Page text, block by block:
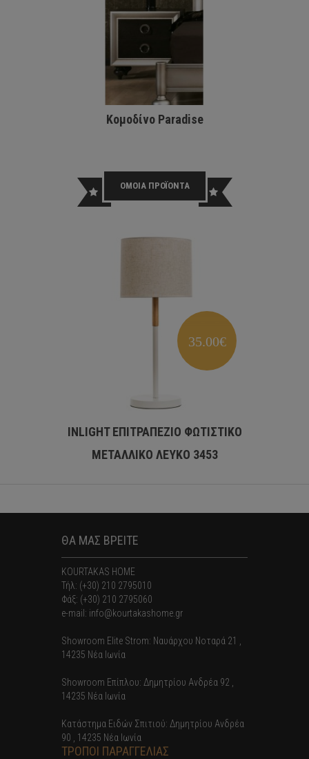
Κομοδίνο Paradise
ΟΜΟΙΑ ΠΡΟΪΟΝΤΑ
35.00€
INLIGHT ΕΠΙΤΡΑΠΕΖΙΟ ΦΩΤΙΣΤΙΚΟ
ΜΕΤΑΛΛΙΚΟ ΛΕΥΚΟ 3453
ΘΑ ΜΑΣ ΒΡΕΙΤΕ
KOURTAKAS HOME
Τήλ: (+30) 210 2795010
Φάξ: (+30) 210 2795060
e-mail: info@kourtakashome.gr
Showroom Elite Strom: Nαυάρχου Νοταρά 21 ,
14235 Νέα Ιωνία
Showroom Επίπλου: Δημητρίου Ανδρέα 92 ,
14235 Νέα Ιωνία
Κατάστημα Ειδών Σπιτιού: Δημητρίου Ανδρέα
90 , 14235 Νέα Ιωνία
ΤΡΟΠΟΙ ΠΑΡΑΓΓΕΛΙΑΣ